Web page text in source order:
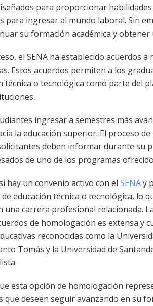
para proporcionar
para ingresar al mundo laboral. Sin
su formación académica y
el SENA ha establecido acuerdos
Estos acuerdos permiten a los
técnica o tecnológica como parte del
ingresar a semestres más
la educación superior. El proceso
deben informar durante su
de uno de los programas
hay un convenio activo con el SENAy
educación técnica o tecnológica, lo
carrera profesional relacionada.
de homologación es extensa y
reconocidas como la
Tomás y la Universidad de
esta opción de homologación
que deseen seguir avanzando en su